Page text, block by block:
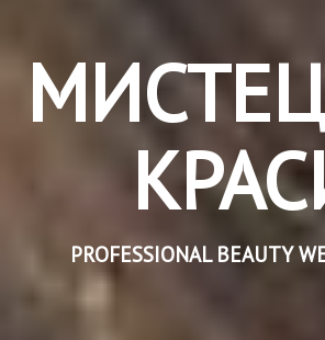
PROFESSIONAL BEAUTY